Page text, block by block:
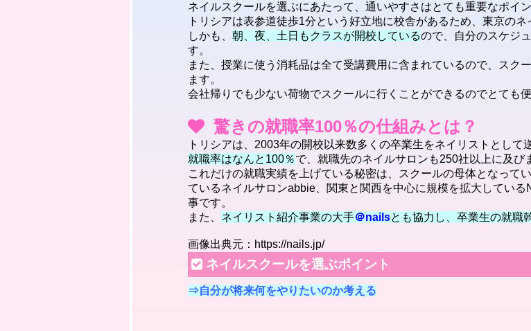
ネイルスクールを選ぶにあたって、通いやすさはとても重要なポイン
トリシアは表参道徒歩1分という好立地に校舎があるため、東京の
しかも、 朝、夜、土日もクラスが開校しているので、自分のスケジ
す。
また、授業に使う消耗品は全て受講費用に含まれているので、スク
ます。
会社帰りでも少ない荷物でスクールに行くことができるのでとても便
驚きの就職率100％の仕組みとは？
トリシアは、2003年の開校以来数多くの卒業生をネイリストとして
就職率はなんと100％で、就職先のネイルサロンも250社以上に及び
これだけの就職実績を上げている秘密は、スクールの母体となって
ているネイルサロンabbie、関東と関西を中心に規模を拡大してい
事です。
また、 ネイリスト紹介事業の大手＠nailsとも協力し、卒業生の就職
画像出典元：https://nails.jp/
ネイルスクールを選ぶポイント
⇒自分が将来何をやりたいのか考える